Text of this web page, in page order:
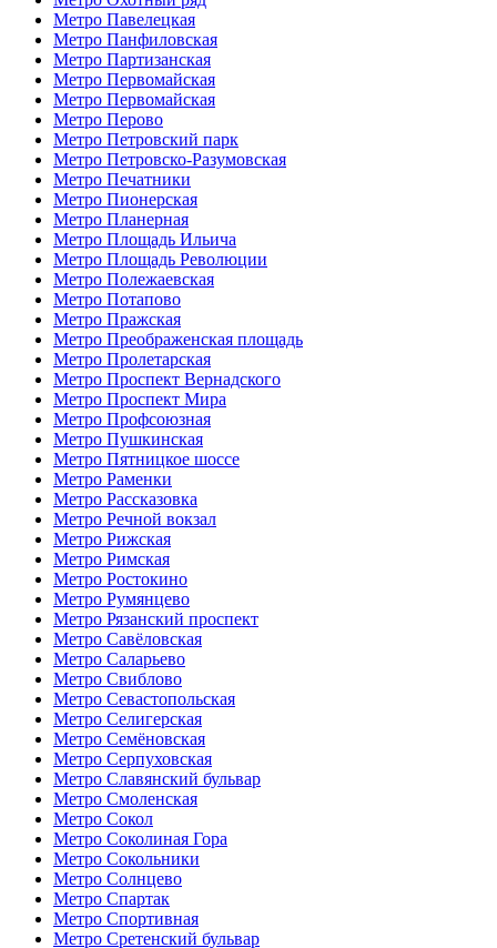
Метро Павелецкая
Метро Панфиловская
Метро Партизанская
Метро Первомайская
Метро Первомайская
Метро Перово
Метро Петровский парк
Метро Петровско-Разумовская
Метро Печатники
Метро Пионерская
Метро Планерная
Метро Площадь Ильича
Метро Площадь Революции
Метро Полежаевская
Метро Потапово
Метро Пражская
Метро Преображенская площадь
Метро Пролетарская
Метро Проспект Вернадского
Метро Проспект Мира
Метро Профсоюзная
Метро Пушкинская
Метро Пятницкое шоссе
Метро Раменки
Метро Рассказовка
Метро Речной вокзал
Метро Рижская
Метро Римская
Метро Ростокино
Метро Румянцево
Метро Рязанский проспект
Метро Савёловская
Метро Саларьево
Метро Свиблово
Метро Севастопольская
Метро Селигерская
Метро Семёновская
Метро Серпуховская
Метро Славянский бульвар
Метро Смоленская
Метро Сокол
Метро Соколиная Гора
Метро Сокольники
Метро Солнцево
Метро Спартак
Метро Спортивная
Метро Сретенский бульвар